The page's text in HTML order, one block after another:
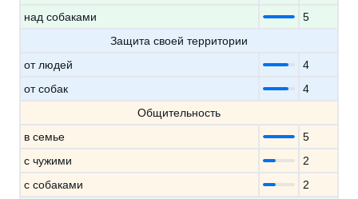
над собаками
5
Защита своей территории
от людей
4
от собак
4
Общительность
в семье
5
с чужими
2
с собаками
2